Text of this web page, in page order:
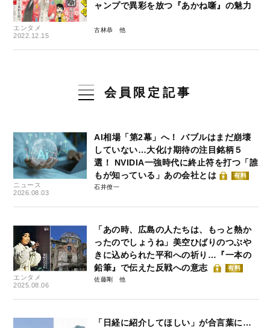
エンタメ
2022.12.15
ャンプで異彩を放つ『あかね噺』の魅力
古林恭
会員限定記事
ニュース
2026.08.03
AI相場「第2幕」へ！ バブルはまだ崩壊
していない…大化け期待の注目銘柄５
選！ NVIDIA一強時代に終止符を打つ「誰
もが知っている」あの会社とは
有料
石井僚一
エンタメ
2025.08.06
「あの時、広島の人たちは、もっと熱か
ったのでしょうね」美空ひばりのつぶや
きに込められた平和への祈り…『一本の
鉛筆』で伝えた反戦への意志
有料
佐藤剛
「日経に紹介してほしい」が合言葉に…